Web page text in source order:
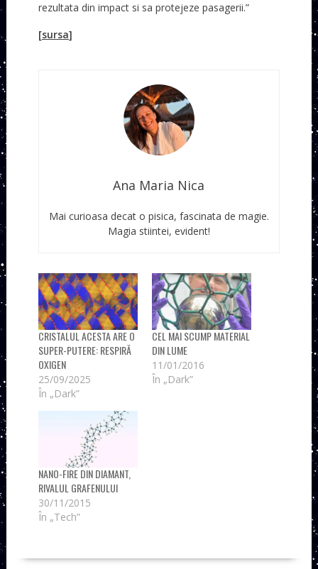
rezultata din impact si sa protejeze pasagerii.”
[sursa]
Ana Maria Nica
Mai curioasa decat o pisica, fascinata de magie.
Magia stiintei, evident!
CRISTALUL ACESTA ARE O
SUPER-PUTERE: RESPIRĂ
OXIGEN
25/09/2025
În „Dark”
CEL MAI SCUMP MATERIAL
DIN LUME
11/01/2016
În „Dark”
NANO-FIRE DIN DIAMANT,
RIVALUL GRAFENULUI
30/11/2015
În „Tech”